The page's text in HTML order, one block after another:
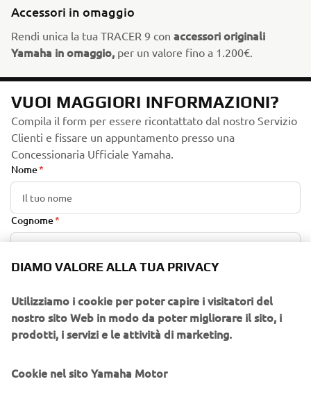
Accessori in omaggio
Rendi unica la tua TRACER 9 con accessori originali
Yamaha in omaggio, per un valore fino a 1.200€.
VUOI MAGGIORI INFORMAZIONI?
Compila il form per essere ricontattato dal nostro Servizio
Clienti e fissare un appuntamento presso una
Concessionaria Ufficiale Yamaha.
Nome
Cognome
E-mail
Numero di telefono
Orario preferito di ricontatto telefonico
DIAMO VALORE ALLA TUA PRIVACY
Utilizziamo i cookie per poter capire i visitatori del
nostro sito Web in modo da poter migliorare il sito, i
prodotti, i servizi e le attività di marketing.
Cookie nel sito Yamaha Motor